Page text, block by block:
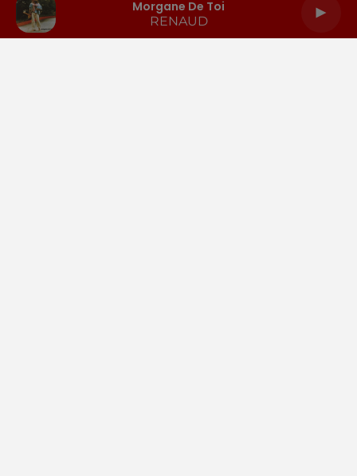
Morgane De Toi
RENAUD